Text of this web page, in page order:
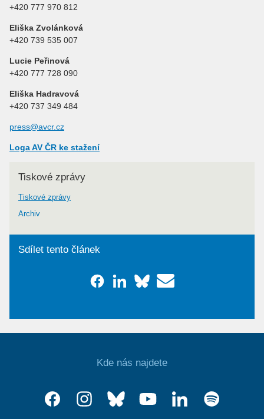
+420 777 970 812
Eliška Zvolánková
+420 739 535 007
Lucie Peřinová
+420 777 728 090
Eliška Hadravová
+420 737 349 484
press@avcr.cz
Loga AV ČR ke stažení
Tiskové zprávy
Tiskové zprávy
Archiv
Sdílet tento článek
Kde nás najdete